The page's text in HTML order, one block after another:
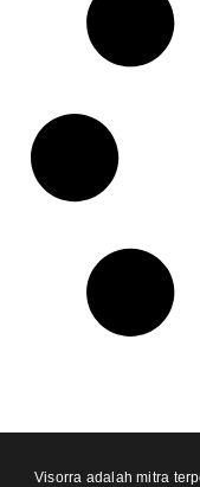
Visorra adalah mitra